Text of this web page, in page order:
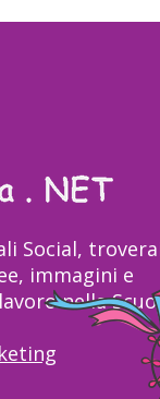
Social,
immagini e
nella